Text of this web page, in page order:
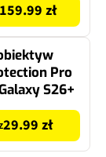
159.99 zł
Pro
S26+
29.99 zł